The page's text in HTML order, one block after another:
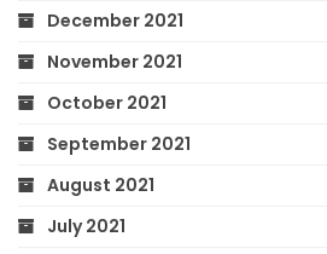
December 2021
November 2021
October 2021
September 2021
August 2021
July 2021